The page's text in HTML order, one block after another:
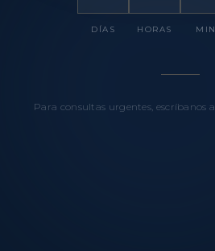
DÍAS HORAS MIN
Para consultas urgentes, escríbanos a